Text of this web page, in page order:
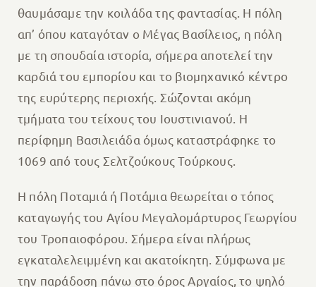
θαυμάσαμε την κοιλάδα της φαντασίας. Η πόλη
απ’ όπου καταγόταν ο Μέγας Βασίλειος, η πόλη
με τη σπουδαία ιστορία, σήμερα αποτελεί την
καρδιά του εμπορίου και το βιομηχανικό κέντρο
της ευρύτερης περιοχής. Σώζονται ακόμη
τμήματα του τείχους του Ιουστινιανού. Η
περίφημη Βασιλειάδα όμως καταστράφηκε το
1069 από τους Σελτζούκους Τούρκους.
Η πόλη Ποταμιά ή Ποτάμια θεωρείται ο τόπος
καταγωγής του Αγίου Μεγαλομάρτυρος Γεωργίου
του Τροπαιοφόρου. Σήμερα είναι πλήρως
εγκαταλελειμμένη και ακατοίκητη. Σύμφωνα με
την παράδοση πάνω στο όρος Αργαίος, το ψηλό